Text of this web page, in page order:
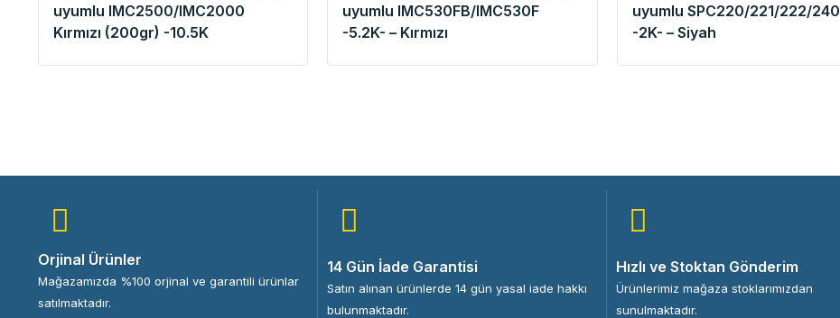
uyumlu IMC2500/IMC2000
Kırmızı (200gr) -10.5K
uyumlu IMC530FB/IMC530F
-5.2K- – Kırmızı
uyumlu SPC220/221/222/240
-2K- – Siyah
Orjinal Ürünler
Mağazamızda %100 orjinal ve garantili ürünlar
satılmaktadır.
14 Gün İade Garantisi
Satın alınan ürünlerde 14 gün yasal iade hakkı
bulunmaktadır.
Hızlı ve Stoktan Gönderim
Ürünlerimiz mağaza stoklarımızdan
sunulmaktadır.